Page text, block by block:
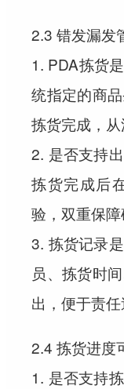
2.3 错发漏发
1. PDA拣货
统指定的商
拣货完成，从
2. 是否支持
拣货完成后
验，双重保障
3. 拣货记录
员、拣货时
出，便于责
2.4 拣货进度
1. 是否支持